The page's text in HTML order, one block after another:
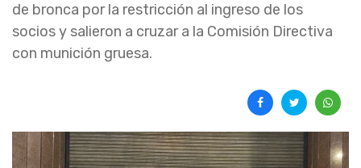
de bronca por la restricción al ingreso de los
socios y salieron a cruzar a la Comisión Directiva
con munición gruesa.